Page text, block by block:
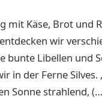
mit Käse, Brot und
wir
bunte Libellen und
in der Ferne
Sonne strahlend,